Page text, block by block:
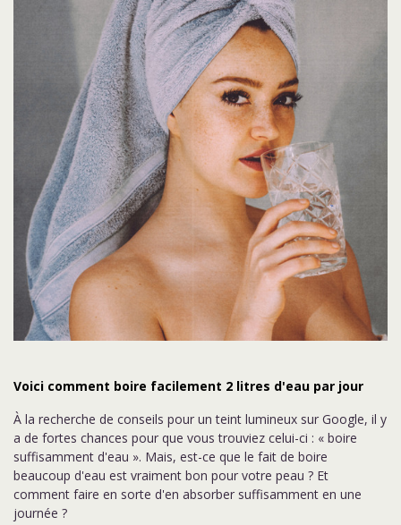
Voici comment boire facilement 2 litres d'eau par jour
À la recherche de conseils pour un teint lumineux sur Google, il y
a de fortes chances pour que vous trouviez celui-ci : « boire
suffisamment d'eau ». Mais, est-ce que le fait de boire
beaucoup d'eau est vraiment bon pour votre peau ? Et
comment faire en sorte d'en absorber suffisamment en une
journée ?